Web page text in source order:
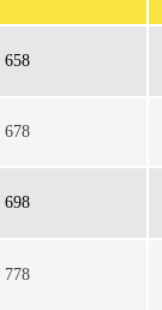
658
678
698
778